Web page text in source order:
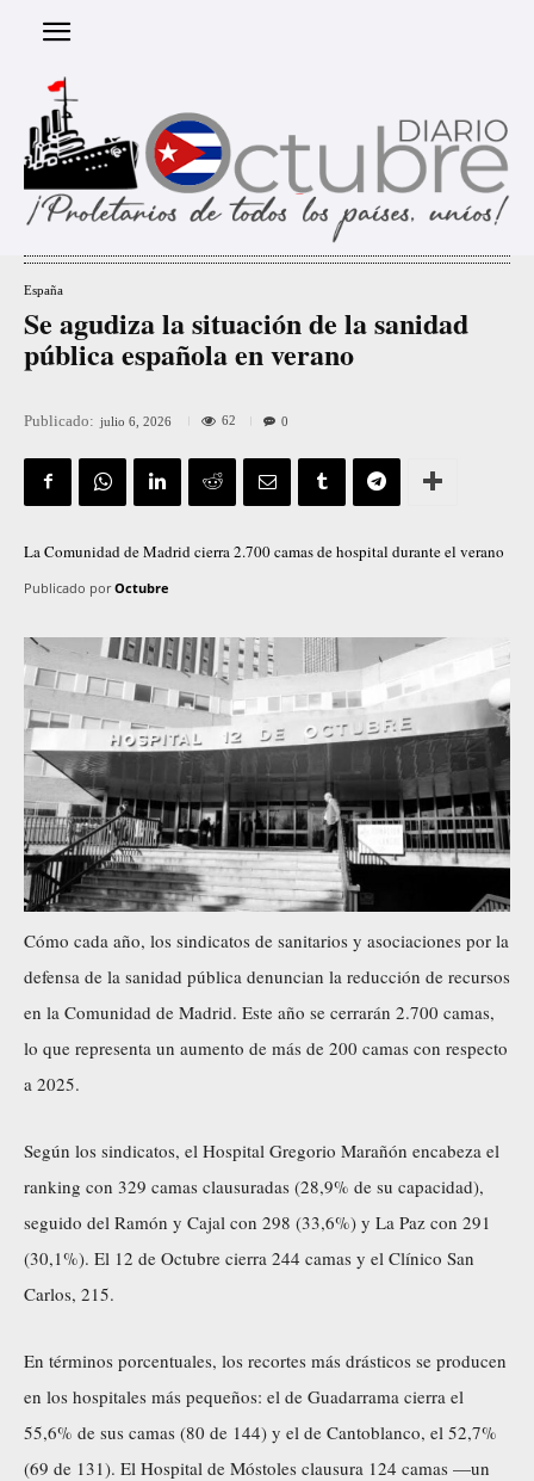
España
Se agudiza la situación de la sanidad
pública española en verano
Publicado: julio 6, 2026 62 0
La Comunidad de Madrid cierra 2.700 camas de hospital durante el verano
Publicado por Octubre
Cómo cada año, los sindicatos de sanitarios y asociaciones por la
defensa de la sanidad pública denuncian la reducción de recursos
en la Comunidad de Madrid. Este año se cerrarán 2.700 camas,
lo que representa un aumento de más de 200 camas con respecto
a 2025.
Según los sindicatos, el Hospital Gregorio Marañón encabeza el
ranking con 329 camas clausuradas (28,9% de su capacidad),
seguido del Ramón y Cajal con 298 (33,6%) y La Paz con 291
(30,1%). El 12 de Octubre cierra 244 camas y el Clínico San
Carlos, 215.
En términos porcentuales, los recortes más drásticos se producen
en los hospitales más pequeños: el de Guadarrama cierra el
55,6% de sus camas (80 de 144) y el de Cantoblanco, el 52,7%
(69 de 131). El Hospital de Móstoles clausura 124 camas —un